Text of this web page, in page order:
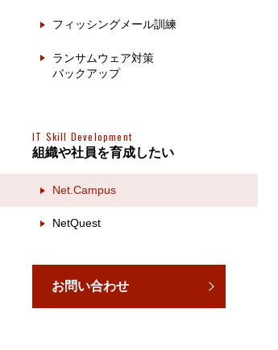
フィッシングメール訓練
ランサムウェア対策
バックアップ
IT Skill Development
組織や社員を育成したい
Net.Campus
NetQuest
お問い合わせ